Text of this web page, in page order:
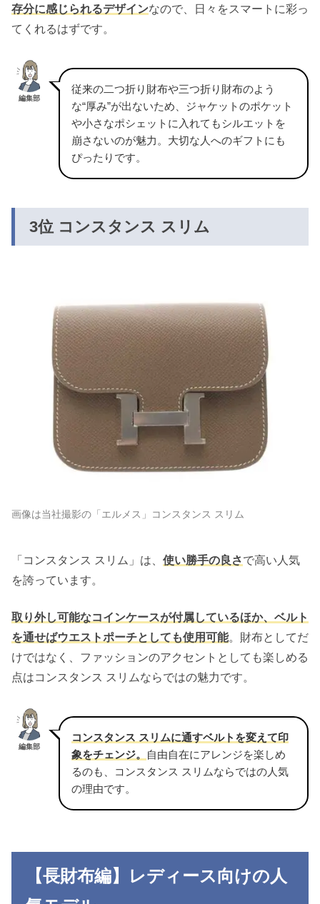
存分に感じられるデザインなので、日々をスマートに彩っ
てくれるはずです。
編集部
従来の二つ折り財布や三つ折り財布のよう
な“厚み”が出ないため、ジャケットのポケット
や小さなポシェットに入れてもシルエットを
崩さないのが魅力。大切な人へのギフトにも
ぴったりです。
3位 コンスタンス スリム
画像は当社撮影の「エルメス」コンスタンス スリム
「コンスタンス スリム」は、 使い勝手の良さで高い人気
を誇っています。
取り外し可能なコインケースが付属しているほか、ベルト
を通せばウエストポーチとしても使用可能。財布としてだ
けではなく、ファッションのアクセントとしても楽しめる
点はコンスタンス スリムならではの魅力です。
編集部
コンスタンス スリムに通すベルトを変えて印
象をチェンジ。
自由自在にアレンジを楽しめ
るのも、コンスタンス スリムならではの人気
の理由です。
【長財布編】レディース向けの人